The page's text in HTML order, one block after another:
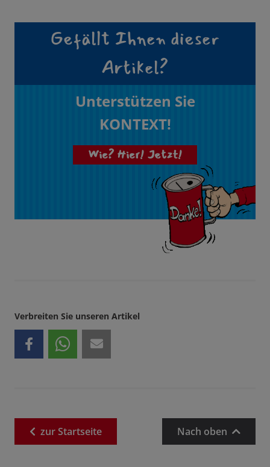
Gefällt Ihnen dieser
Artikel?
Unterstützen Sie
KONTEXT!
Wie? Hier! Jetzt!
Verbreiten Sie unseren Artikel
zurStartseite Nach oben